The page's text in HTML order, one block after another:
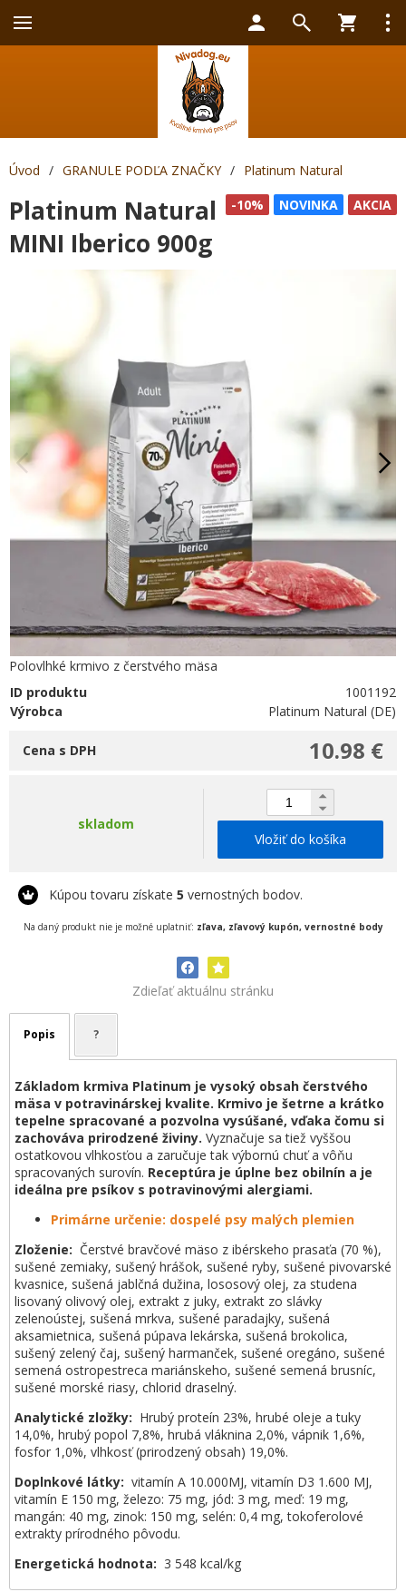
Úvod / GRANULE PODĽA ZNAČKY / Platinum Natural
AKCIA
NOVINKA
-10%
Platinum Natural
MINI Iberico 900g
Polovlhké krmivo z čerstvého mäsa
ID produktu
1001192
Výrobca
Platinum Natural (DE)
10.98 €
Cena s DPH
skladom
Vložiť do košíka
Kúpou tovaru získate 5 vernostných bodov.
Na daný produkt nie je možné uplatniť: zľava, zľavový kupón, vernostné body
Zdieľať aktuálnu stránku
Popis ?
Základom krmiva Platinum je vysoký obsah čerstvého
mäsa v potravinárskej kvalite. Krmivo je šetrne a krátko
tepelne spracované a pozvolna vysúšané, vďaka čomu si
zachováva prirodzené živiny. Vyznačuje sa tiež vyššou
ostatkovou vlhkosťou a zaručuje tak výbornú chuť a vôňu
spracovaných surovín. Receptúra je úplne bez obilnín a je
ideálna pre psíkov s potravinovými alergiami.
Primárne určenie: dospelé psy malých plemien
Zloženie: Čerstvé bravčové mäso z ibérskeho prasaťa (70 %),
sušené zemiaky, sušený hrášok, sušené ryby, sušené pivovarské
kvasnice, sušená jablčná dužina, lososový olej, za studena
lisovaný olivový olej, extrakt z juky, extrakt zo slávky
zelenoústej, sušená mrkva, sušené paradajky, sušená
aksamietnica, sušená púpava lekárska, sušená brokolica,
sušený zelený čaj, sušený harmanček, sušené oregáno, sušené
semená ostropestreca mariánskeho, sušené semená brusníc,
sušené morské riasy, chlorid draselný.
Analytické zložky: Hrubý proteín 23%, hrubé oleje a tuky
14,0%, hrubý popol 7,8%, hrubá vláknina 2,0%, vápnik 1,6%,
fosfor 1,0%, vlhkosť (prirodzený obsah) 19,0%.
Doplnkové látky: vitamín A 10.000MJ, vitamín D3 1.600 MJ,
vitamín E 150 mg, železo: 75 mg, jód: 3 mg, meď: 19 mg,
mangán: 40 mg, zinok: 150 mg, selén: 0,4 mg, tokoferolové
extrakty prírodného pôvodu.
Energetická hodnota: 3 548 kcal/kg